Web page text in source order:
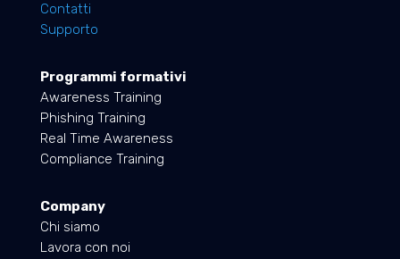
Contatti
Supporto
Programmi formativi
Awareness Training
Phishing Training
Real Time Awareness
Compliance Training
Company
Chi siamo
Lavora con noi